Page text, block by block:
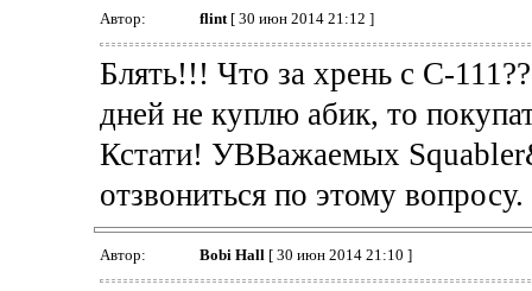
Автор: flint[ 30 июн 2014 21:12 ]
Блять!!! Что за хрень с С-
дней не куплю абик, то
Кстати! УВВажаемых
отзвониться по этому вопросу.
Автор: Bobi Hall[ 30 июн 2014 21:10 ]